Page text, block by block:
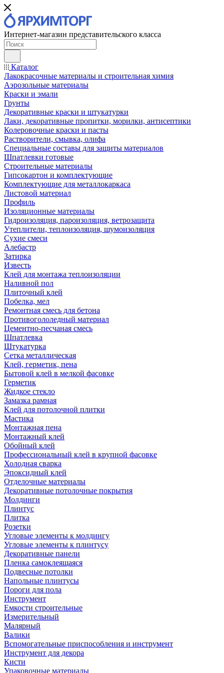
Интернет-магазин представительского класса
Каталог
Лакокрасочные материалы и строительная химия
Аэрозольные материалы
Краски и эмали
Грунты
Декоративные краски и штукатурки
Лаки, декоративные пропитки, морилки, антисептики
Колеровочные краски и пасты
Растворители, смывка, олифа
Специальные составы для защиты материалов
Шпатлевки готовые
Строительные материалы
Гипсокартон и комплектующие
Комплектующие для металлокаркаса
Листовой материал
Профиль
Изоляционные материалы
Гидроизоляция, пароизоляция, ветрозащита
Утеплители, теплоизоляция, шумоизоляция
Сухие смеси
Алебастр
Затирка
Известь
Клей для монтажа теплоизоляции
Наливной пол
Плиточный клей
Побелка, мел
Ремонтная смесь для бетона
Противогололедный материал
Цементно-песчаная смесь
Шпатлевка
Штукатурка
Сетка металлическая
Клей, герметик, пена
Бытовой клей в мелкой фасовке
Герметик
Жидкое стекло
Замазка рамная
Клей для потолочной плитки
Мастика
Монтажная пена
Монтажный клей
Обойный клей
Профессиональный клей в крупной фасовке
Холодная сварка
Эпоксидный клей
Отделочные материалы
Декоративные потолочные покрытия
Молдинги
Плинтус
Плитка
Розетки
Угловые элементы к молдингу
Угловые элементы к плинтусу
Декоративные панели
Пленка самоклеящаяся
Подвесные потолки
Напольные плинтусы
Пороги для пола
Инструмент
Емкости строительные
Измерительный
Малярный
Валики
Вспомогательные приспособления и инструмент
Инструмент для декора
Кисти
Упаковочные материалы